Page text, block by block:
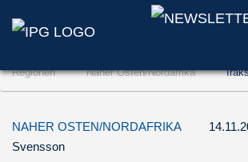
Zum Inhalt springen
Zur Suche springen
Zur Navigation springen
Regionen Naher Osten/Nordafrika
NAHER OSTEN/NORDAFRIKA
Svensson